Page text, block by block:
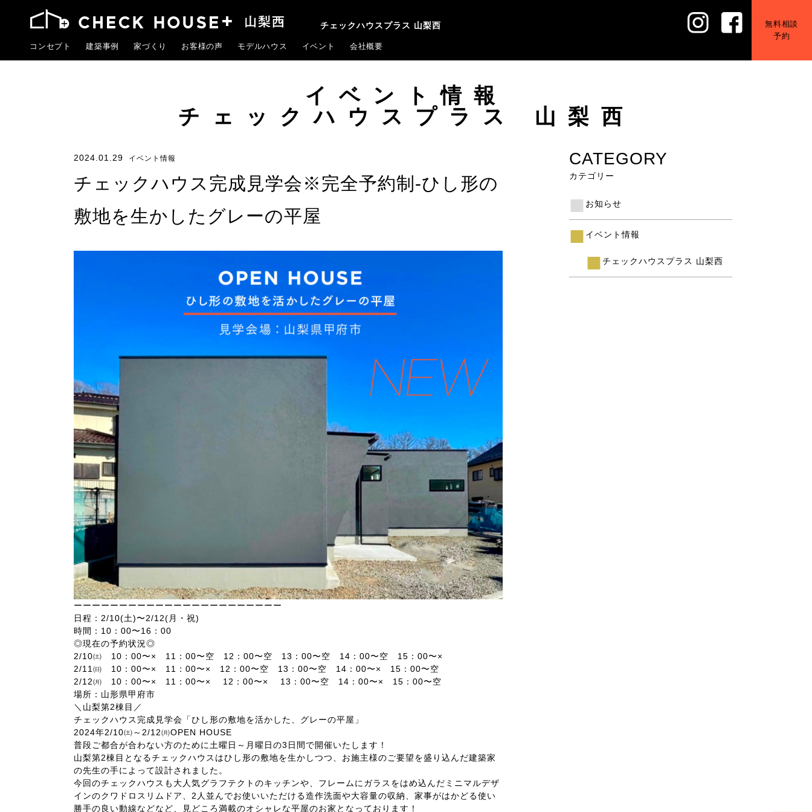
チェックハウスプラス 山梨西
コンセプト 建築事例 家づくり お客様の声 モデルハウス イベント 会社概要
無料相談
予約
イベント情報
チェックハウスプラス 山梨西
CATEGORY
カテゴリー
お知らせ
イベント情報
チェックハウスプラス 山梨西
2024.01.29 イベント情報
チェックハウス完成見学会※完全予約制-ひし形の
敷地を生かしたグレーの平屋
ーーーーーーーーーーーーーーーーーーーーーーー
日程：2/10(土)〜2/12(月・祝)
時間：10：00〜16：00
◎現在の予約状況◎
2/10㈯ 10：00〜× 11：00〜空 12：00〜空 13：00〜空 14：00〜空 15：00〜×
2/11㈰ 10：00〜× 11：00〜× 12：00〜空 13：00〜空 14：00〜× 15：00〜空
2/12㈪ 10：00〜× 11：00〜× 12：00〜× 13：00〜空 14：00〜× 15：00〜空
場所：山形県甲府市
＼山梨第2棟目／
チェックハウス完成見学会「ひし形の敷地を活かした、グレーの平屋」
2024年2/10㈯～2/12㈪OPEN HOUSE
普段ご都合が合わない方のために土曜日～月曜日の3日間で開催いたします！
山梨第2棟目となるチェックハウスはひし形の敷地を生かしつつ、お施主様のご要望を盛り込んだ建築家
の先生の手によって設計されました。
今回のチェックハウスも大人気グラフテクトのキッチンや、フレームにガラスをはめ込んだミニマルデザ
インのクワドロスリムドア、2人並んでお使いいただける造作洗面や大容量の収納、家事がはかどる使い
勝手の良い動線などなど、見どころ満載のオシャレな平屋のお家となっております！